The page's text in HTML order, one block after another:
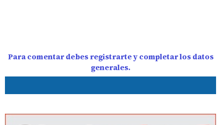
Para comentar debes registrarte y completar los datos
generales.